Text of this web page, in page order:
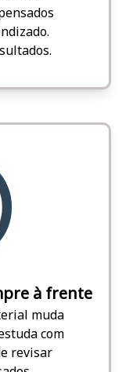
à frente
muda
com
revisar